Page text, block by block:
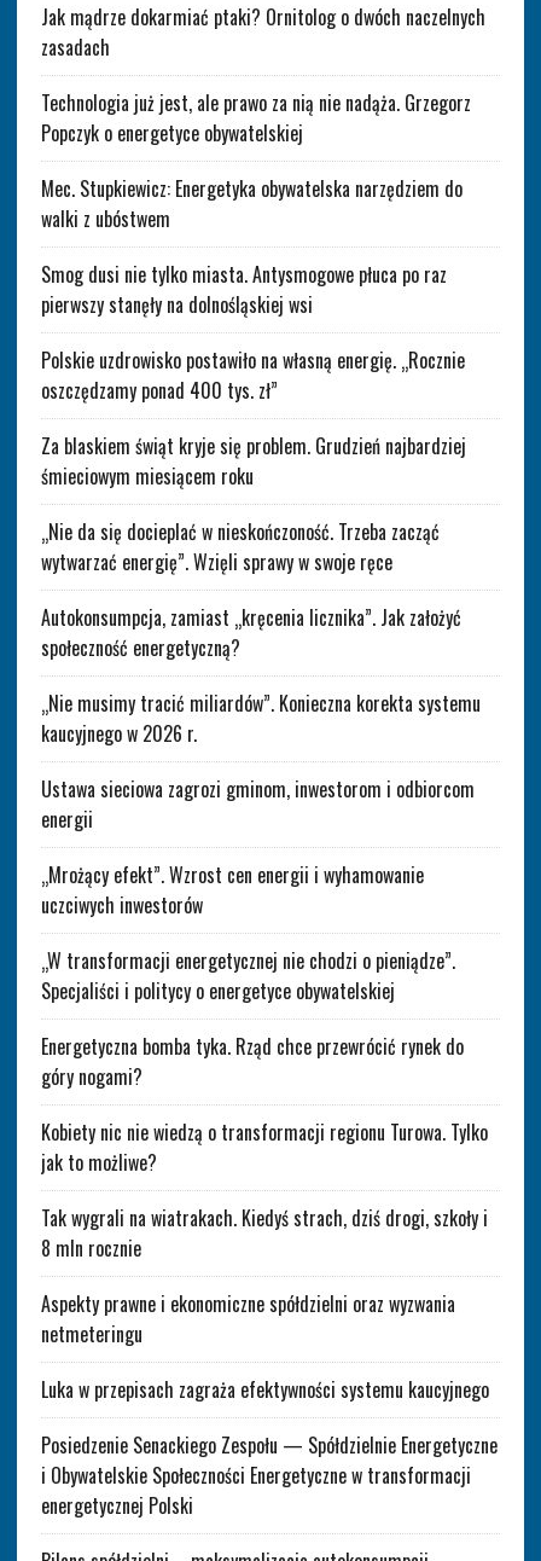
Jak mądrze dokarmiać ptaki? Ornitolog o dwóch naczelnych
zasadach
Technologia już jest, ale prawo za nią nie nadąża. Grzegorz
Popczyk o energetyce obywatelskiej
Mec. Stupkiewicz: Energetyka obywatelska narzędziem do
walki z ubóstwem
Smog dusi nie tylko miasta. Antysmogowe płuca po raz
pierwszy stanęły na dolnośląskiej wsi
Polskie uzdrowisko postawiło na własną energię. „Rocznie
oszczędzamy ponad 400 tys. zł”
Za blaskiem świąt kryje się problem. Grudzień najbardziej
śmieciowym miesiącem roku
„Nie da się docieplać w nieskończoność. Trzeba zacząć
wytwarzać energię”. Wzięli sprawy w swoje ręce
Autokonsumpcja, zamiast „kręcenia licznika”. Jak założyć
społeczność energetyczną?
„Nie musimy tracić miliardów”. Konieczna korekta systemu
kaucyjnego w 2026 r.
Ustawa sieciowa zagrozi gminom, inwestorom i odbiorcom
energii
„Mrożący efekt”. Wzrost cen energii i wyhamowanie
uczciwych inwestorów
„W transformacji energetycznej nie chodzi o pieniądze”.
Specjaliści i politycy o energetyce obywatelskiej
Energetyczna bomba tyka. Rząd chce przewrócić rynek do
góry nogami?
Kobiety nic nie wiedzą o transformacji regionu Turowa. Tylko
jak to możliwe?
Tak wygrali na wiatrakach. Kiedyś strach, dziś drogi, szkoły i
8 mln rocznie
Aspekty prawne i ekonomiczne spółdzielni oraz wyzwania
netmeteringu
Luka w przepisach zagraża efektywności systemu kaucyjnego
Posiedzenie Senackiego Zespołu — Spółdzielnie Energetyczne
i Obywatelskie Społeczności Energetyczne w transformacji
energetycznej Polski